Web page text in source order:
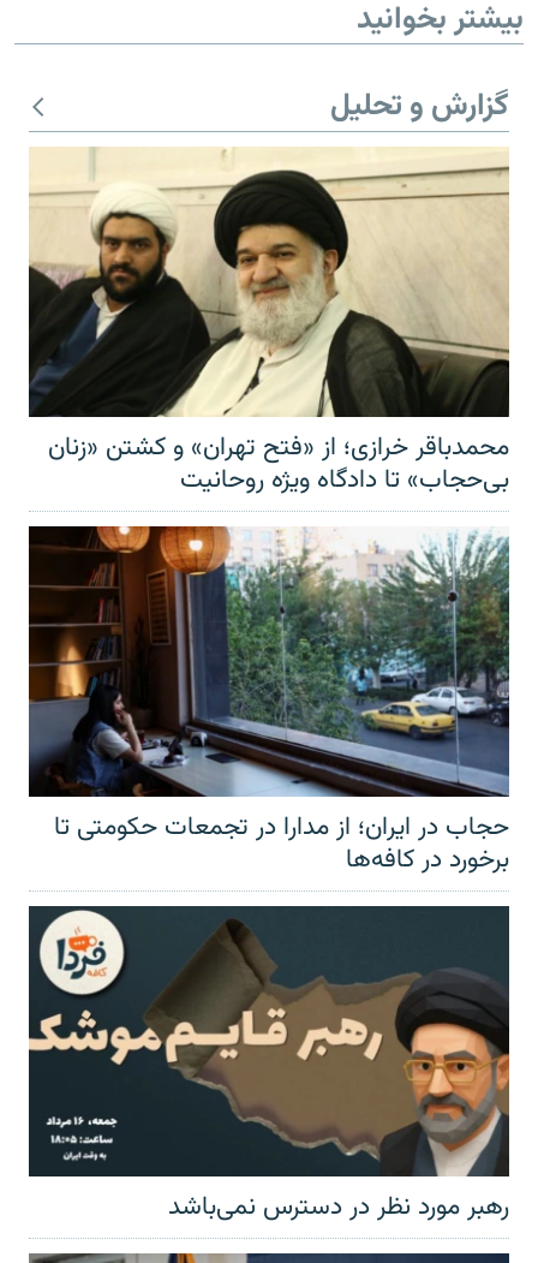
بیشتر بخوانید
گزارش و تحلیل
محمدباقر خرازی؛ از «فتح تهران» و کشتن «زنان
بی‌حجاب» تا دادگاه ویژه روحانیت
حجاب در ایران؛ از مدارا در تجمعات حکومتی تا
برخورد در کافه‌ها
رهبر مورد نظر در دسترس نمی‌باشد